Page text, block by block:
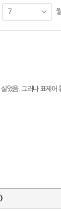
7
었음. 그러나 표제어